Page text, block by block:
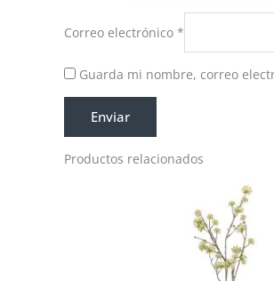
Correo electrónico *
Guarda mi nombre, correo
Productos relacionados